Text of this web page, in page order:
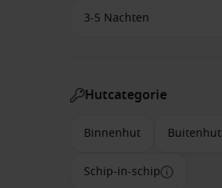
Hutcategorie
Binnenhut Buitenhut
Schip-in-schip